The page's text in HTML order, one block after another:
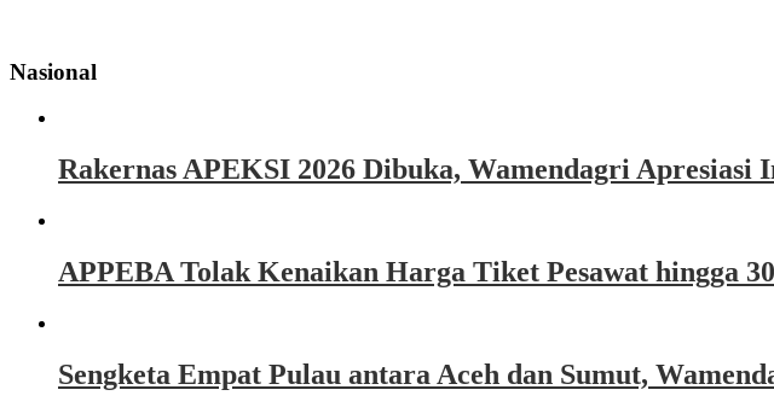
Nasional
Rakernas APEKSI 2026 Dibuka, Wamendagri
APPEBA Tolak Kenaikan Harga Tiket Pesawat hingga
Sengketa Empat Pulau antara Aceh dan Sumut,